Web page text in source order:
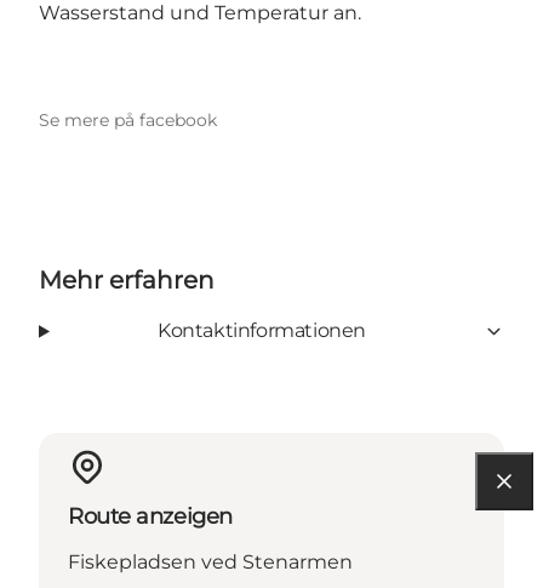
Wasserstand und Temperatur an.
Se mere på facebook
Mehr erfahren
Kontaktinformationen
Route anzeigen
Fiskepladsen ved Stenarmen